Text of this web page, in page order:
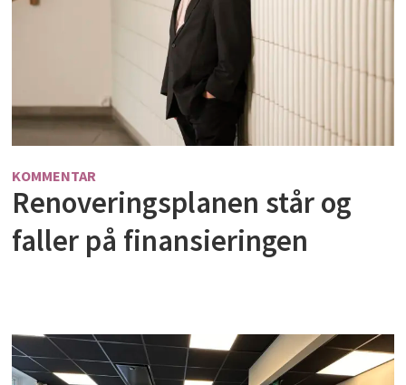
KOMMENTAR
Renoveringsplanen står og
faller på finansieringen